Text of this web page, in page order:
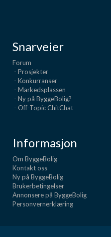
Snarveier
Forum
- Prosjekter
- Konkurranser
- Markedsplassen
- Ny på ByggeBolig?
- Off-Topic ChitChat
Informasjon
Om ByggeBolig
Kontakt oss
Ny på ByggeBolig
Brukerbetingelser
Annonsere på ByggeBolig
Personvernerklæring